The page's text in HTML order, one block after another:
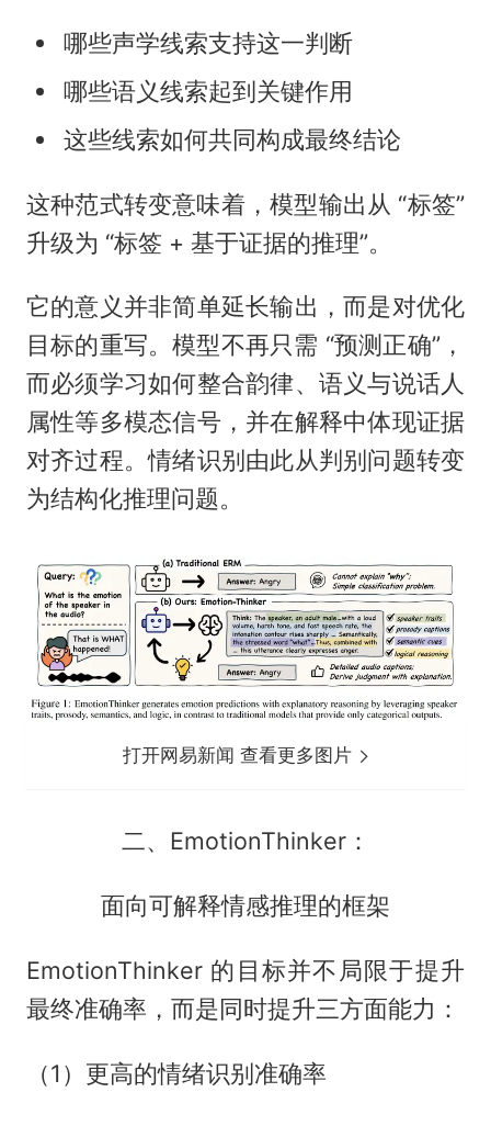
哪些声学线索支持这一判断
哪些语义线索起到关键作用
这些线索如何共同构成最终结论
这种范式转变意味着，模型输出从 “标签”
升级为 “标签 + 基于证据的推理”。
它的意义并非简单延长输出，而是对优化
目标的重写。模型不再只需 “预测正确”，
而必须学习如何整合韵律、语义与说话人
属性等多模态信号，并在解释中体现证据
对齐过程。情绪识别由此从判别问题转变
为结构化推理问题。
打开网易新闻 查看更多图片
二、EmotionThinker：
面向可解释情感推理的框架
EmotionThinker 的目标并不局限于提升
最终准确率，而是同时提升三方面能力：
（1）更高的情绪识别准确率